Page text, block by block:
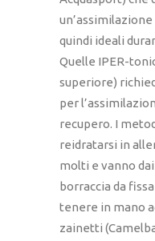
quindi ideali
Quelle IPER-
superiore)
per
recupero. I
reidratarsi in
molti e vanno
borraccia da
tenere in mano
zainetti